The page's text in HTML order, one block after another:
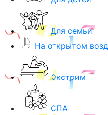
Для семьи
На открытом
Экстрим
СПА